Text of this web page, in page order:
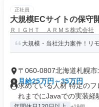
正社員
大規模ECサイトの保守
ＲＩＧＨＴ ＡＲＭＳ株式会社
大規模・当社注力案件！リ
〒060-0807北海道札幌
月給25万円～35万円
求めている人材 特定の
れまでにJavaでの実装経